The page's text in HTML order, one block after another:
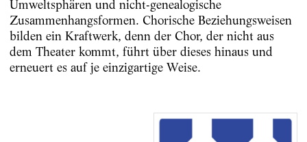
Umweltsphären und nicht-genealogische
Zusammenhangsformen. Chorische Beziehungsweisen
bilden ein Kraftwerk, denn der Chor, der nicht aus
dem Theater kommt, führt über dieses hinaus und
erneuert es auf je einzigartige Weise.